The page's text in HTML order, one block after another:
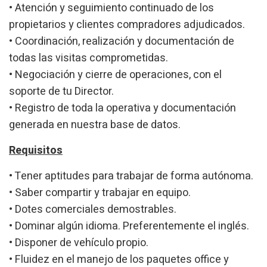
• Atención y seguimiento continuado de los
propietarios y clientes compradores adjudicados.
• Coordinación, realización y documentación de
todas las visitas comprometidas.
• Negociación y cierre de operaciones, con el
soporte de tu Director.
• Registro de toda la operativa y documentación
generada en nuestra base de datos.
Requisitos
• Tener aptitudes para trabajar de forma autónoma.
• Saber compartir y trabajar en equipo.
• Dotes comerciales demostrables.
• Dominar algún idioma. Preferentemente el inglés.
• Disponer de vehículo propio.
• Fluidez en el manejo de los paquetes office y